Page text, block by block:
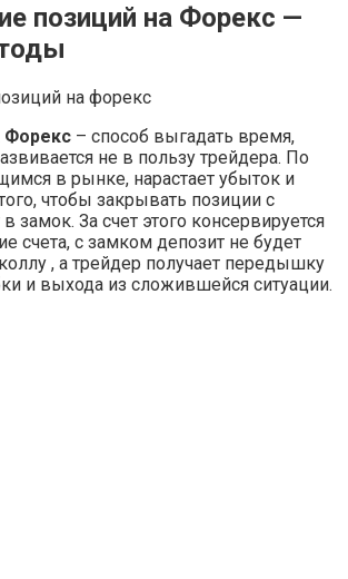
позиций на Форекс —
Форекс – способ выгадать время,
не в пользу трейдера. По
в рынке, нарастает убыток и
чтобы закрывать позиции с
замок. За счет этого консервируется
счета, с замком депозит не будет
, а трейдер получает передышку
и выхода из сложившейся ситуации.